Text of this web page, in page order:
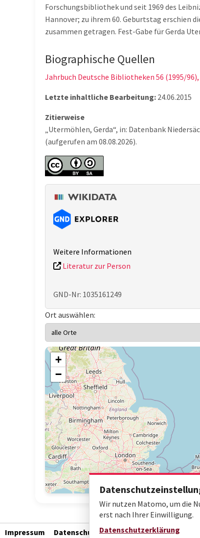
Forschungsbibliothek und seit 1969 des
Hannover; zu ihrem 60. Geburtstag erschien
zusammen getragen. Fest-Gabe für Gerda
Biographische Quellen
Jahrbuch Deutsche Bibliotheken 56 (1995/96),
Letzte inhaltliche Bearbeitung: 24.06.2015
Zitierweise
„Utermöhlen, Gerda“, in: Datenbank
(aufgerufen am 08.08.2026).
Weitere Informationen
Literatur zur Person
GND-Nr: 1035161249
Ort auswählen:
+
−
Impressum Datenschutz Barrierefreiheit
Wir nutzen Matomo, um die
erst nach Ihrer Einwilligung.
Datenschutzerklärung